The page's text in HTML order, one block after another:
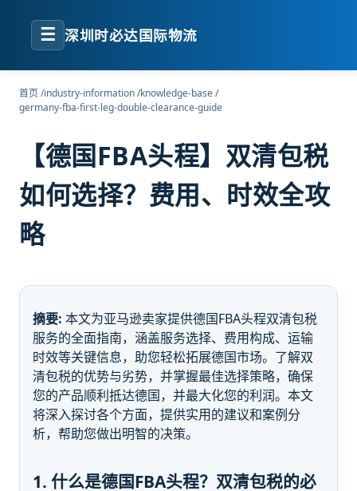
☰ 深圳时必达国际物流
首页/industry-information/knowledge-base/
germany-fba-first-leg-double-clearance-guide
【德国FBA头程】双清包税
如何选择？费用、时效全攻
略
摘要: 本文为亚马逊卖家提供德国FBA头程双清包税
服务的全面指南，涵盖服务选择、费用构成、运输
时效等关键信息，助您轻松拓展德国市场。了解双
清包税的优势与劣势，并掌握最佳选择策略，确保
您的产品顺利抵达德国，并最大化您的利润。本文
将深入探讨各个方面，提供实用的建议和案例分
析，帮助您做出明智的决策。
1. 什么是德国FBA头程？双清包税的必